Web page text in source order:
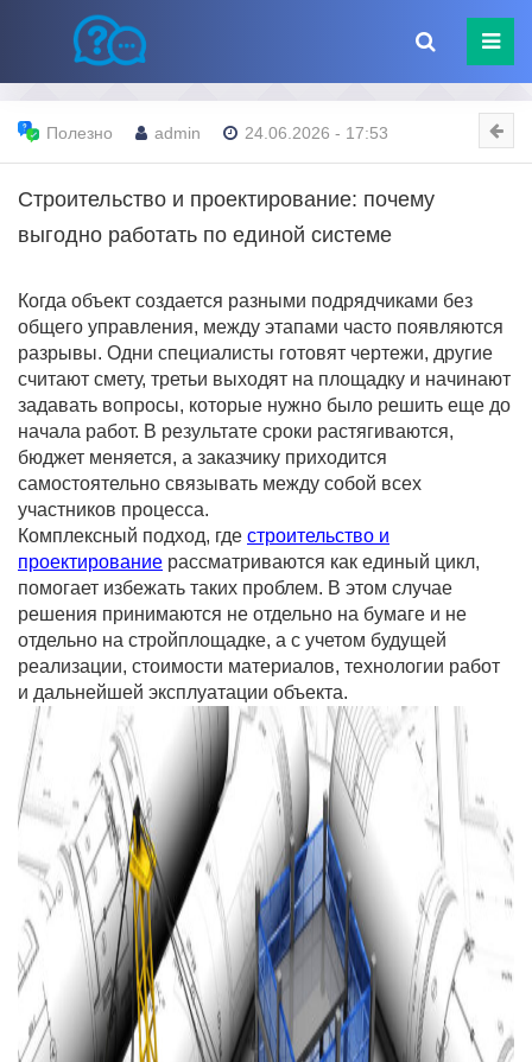
Полезно admin 24.06.2026 - 17:53
Строительство и проектирование: почему
выгодно работать по единой системе
Когда объект создается разными подрядчиками без
общего управления, между этапами часто появляются
разрывы. Одни специалисты готовят чертежи, другие
считают смету, третьи выходят на площадку и начинают
задавать вопросы, которые нужно было решить еще до
начала работ. В результате сроки растягиваются,
бюджет меняется, а заказчику приходится
самостоятельно связывать между собой всех
участников процесса.
Комплексный подход, где строительство и
проектирование рассматриваются как единый цикл,
помогает избежать таких проблем. В этом случае
решения принимаются не отдельно на бумаге и не
отдельно на стройплощадке, а с учетом будущей
реализации, стоимости материалов, технологии работ
и дальнейшей эксплуатации объекта.